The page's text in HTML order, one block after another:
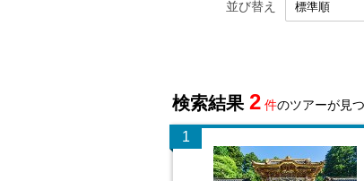
並び替え
検索結果 2 件のツアーが見
1